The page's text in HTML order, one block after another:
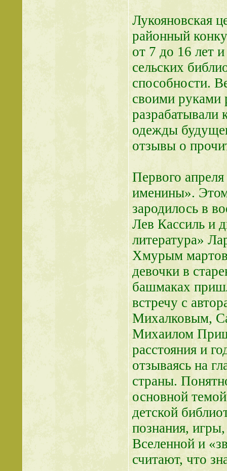
Лукояновская
районный
от 7 до 16 лет
сельских
способности.
своими руками
разрабатывали
одежды
отзывы о
Первого
именины».
зародилось в
Лев Кассиль и
литература»
Хмурым
девочки в
башмаках
встречу с
Михалковым,
Михаилом
расстояния и
отзываясь на
страны.
основной
детской
познания,
Вселенной и
считают, что